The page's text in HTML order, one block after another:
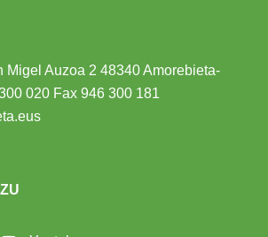
Migel Auzoa 2 48340 Amorebieta-
020 Fax 946 300 181